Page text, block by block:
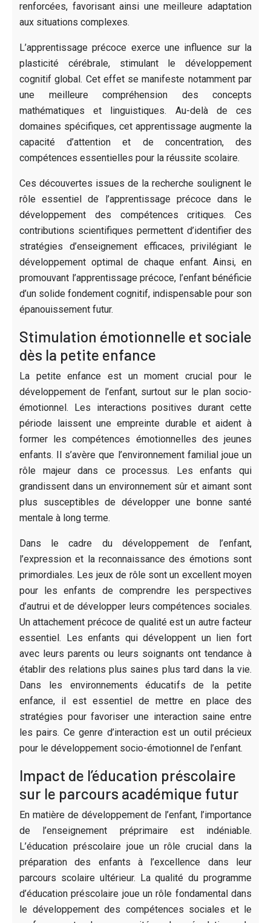
renforcées, favorisant ainsi une meilleure adaptation
aux situations complexes.
L’apprentissage précoce exerce une influence sur la
plasticité cérébrale, stimulant le développement
cognitif global. Cet effet se manifeste notamment par
une meilleure compréhension des concepts
mathématiques et linguistiques. Au-delà de ces
domaines spécifiques, cet apprentissage augmente la
capacité d’attention et de concentration, des
compétences essentielles pour la réussite scolaire.
Ces découvertes issues de la recherche soulignent le
rôle essentiel de l’apprentissage précoce dans le
développement des compétences critiques. Ces
contributions scientifiques permettent d’identifier des
stratégies d’enseignement efficaces, privilégiant le
développement optimal de chaque enfant. Ainsi, en
promouvant l’apprentissage précoce, l’enfant bénéficie
d’un solide fondement cognitif, indispensable pour son
épanouissement futur.
Stimulation émotionnelle et sociale
dès la petite enfance
La petite enfance est un moment crucial pour le
développement de l’enfant, surtout sur le plan socio-
émotionnel. Les interactions positives durant cette
période laissent une empreinte durable et aident à
former les compétences émotionnelles des jeunes
enfants. Il s’avère que l’environnement familial joue un
rôle majeur dans ce processus. Les enfants qui
grandissent dans un environnement sûr et aimant sont
plus susceptibles de développer une bonne santé
mentale à long terme.
Dans le cadre du développement de l’enfant,
l’expression et la reconnaissance des émotions sont
primordiales. Les jeux de rôle sont un excellent moyen
pour les enfants de comprendre les perspectives
d’autrui et de développer leurs compétences sociales.
Un attachement précoce de qualité est un autre facteur
essentiel. Les enfants qui développent un lien fort
avec leurs parents ou leurs soignants ont tendance à
établir des relations plus saines plus tard dans la vie.
Dans les environnements éducatifs de la petite
enfance, il est essentiel de mettre en place des
stratégies pour favoriser une interaction saine entre
les pairs. Ce genre d’interaction est un outil précieux
pour le développement socio-émotionnel de l’enfant.
Impact de l’éducation préscolaire
sur le parcours académique futur
En matière de développement de l’enfant, l’importance
de l’enseignement préprimaire est indéniable.
L’éducation préscolaire joue un rôle crucial dans la
préparation des enfants à l’excellence dans leur
parcours scolaire ultérieur. La qualité du programme
d’éducation préscolaire joue un rôle fondamental dans
le développement des compétences sociales et le